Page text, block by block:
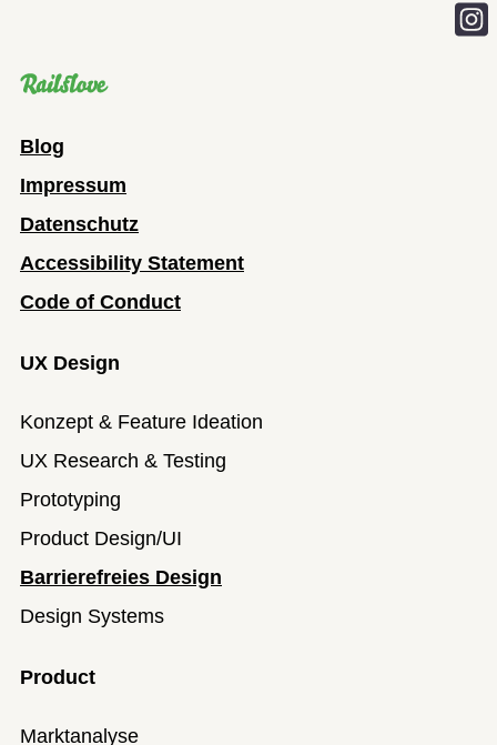
Blog
Impressum
Datenschutz
Accessibility Statement
Code of Conduct
UX Design
Konzept & Feature Ideation
UX Research & Testing
Prototyping
Product Design/UI
Barrierefreies Design
Design Systems
Product
Marktanalyse